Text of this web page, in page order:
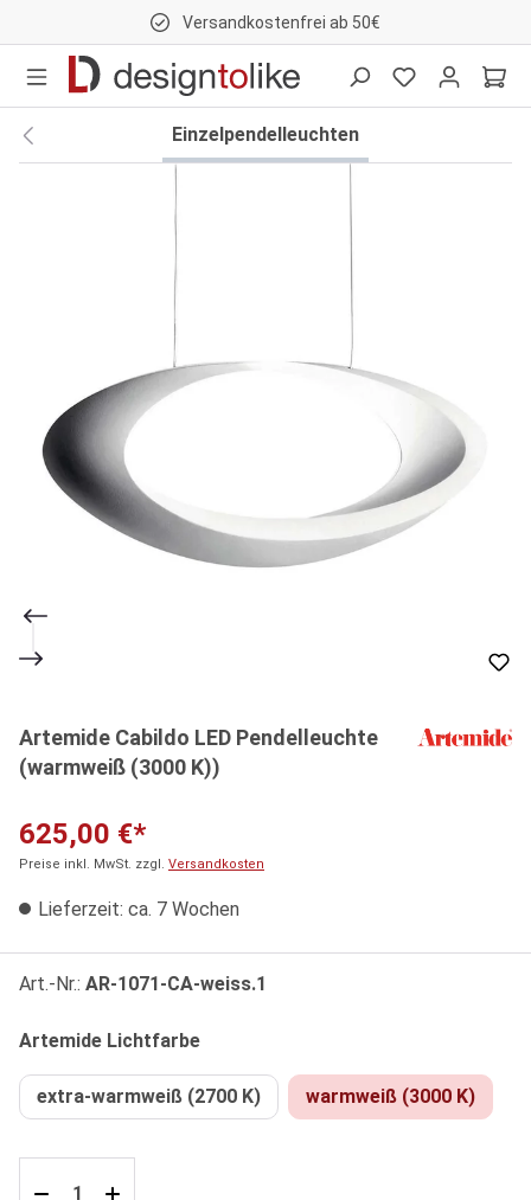
Versandkostenfrei ab 50€
Einzelpendelleuchten
Artemide Cabildo LED Pendelleuchte
(warmweiß (3000 K))
625,00 €*
Preise inkl. MwSt. zzgl. Versandkosten
Lieferzeit: ca. 7 Wochen
Art.-Nr.: AR-1071-CA-weiss.1
Artemide Lichtfarbeauswählen
extra-warmweiß (2700 K) warmweiß (3000 K)